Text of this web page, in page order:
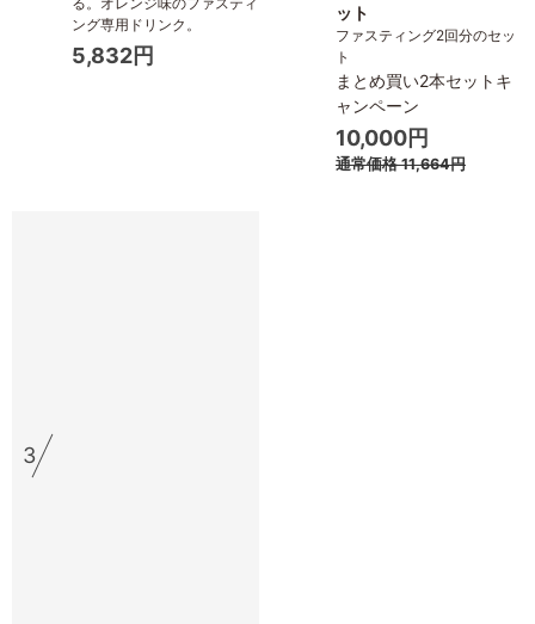
ング専用ドリンク。
5,832円
ット
ファスティング2回分のセッ
ト
まとめ買い2本セットキ
ャンペーン
10,000円
通常価格11,664円
3